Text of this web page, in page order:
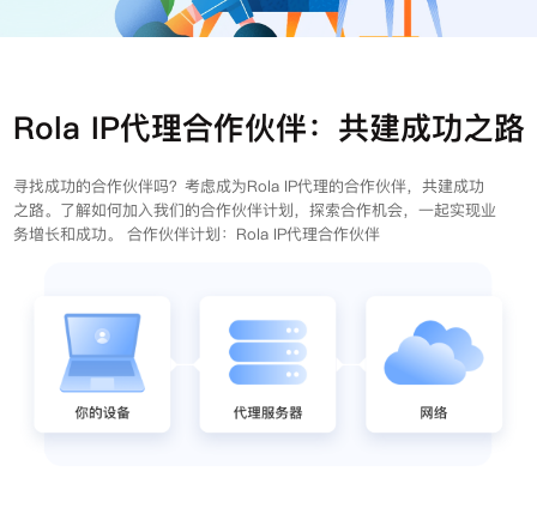
Rola IP代理合作伙伴：共建成功之路
寻找成功的合作伙伴吗？考虑成为Rola IP代理的合作伙伴，共建成功
之路。了解如何加入我们的合作伙伴计划，探索合作机会，一起实现业
务增长和成功。 合作伙伴计划：Rola IP代理合作伙伴